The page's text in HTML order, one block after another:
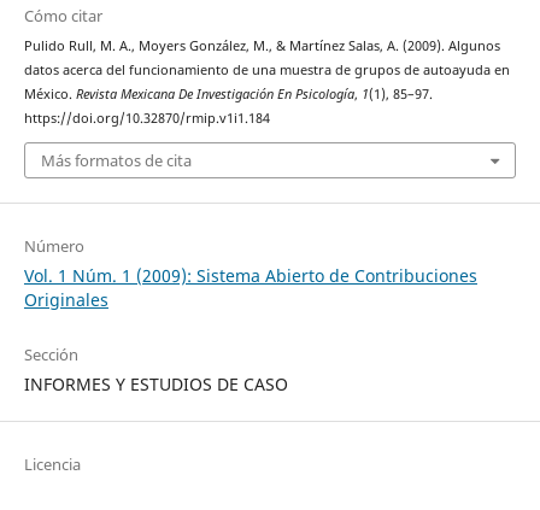
Cómo citar
Pulido Rull, M. A., Moyers González, M., & Martínez Salas, A. (2009). Algunos
datos acerca del funcionamiento de una muestra de grupos de autoayuda en
México. Revista Mexicana De Investigación En Psicología, 1(1), 85–97.
https://doi.org/10.32870/rmip.v1i1.184
Más formatos de cita
Número
Vol. 1 Núm. 1 (2009): Sistema Abierto de Contribuciones
Originales
Sección
INFORMES Y ESTUDIOS DE CASO
Licencia